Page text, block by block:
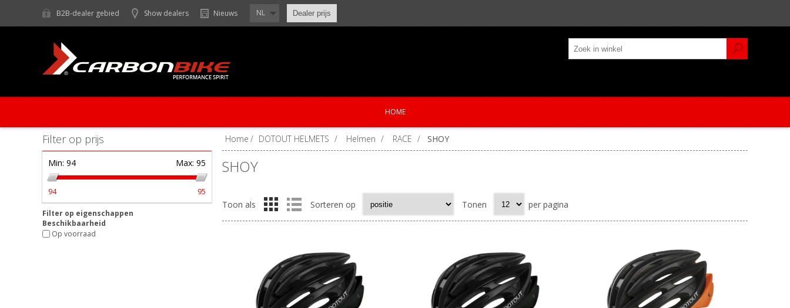
B2B-dealer gebied Show dealers Nieuws NL Dealer prijs
HOME
Home / DOTOUT HELMETS / Helmen / RACE / SHOY
SHOY
Toon als Sorteren op Tonen per pagina
Filter op prijs
Min: 94 Max: 95
94 95
Filter op eigenschappen
Beschikbaarheid
Op voorraad